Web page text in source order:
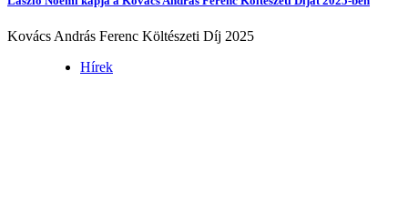
Kovács András Ferenc Költészeti Díj 2025
Hírek